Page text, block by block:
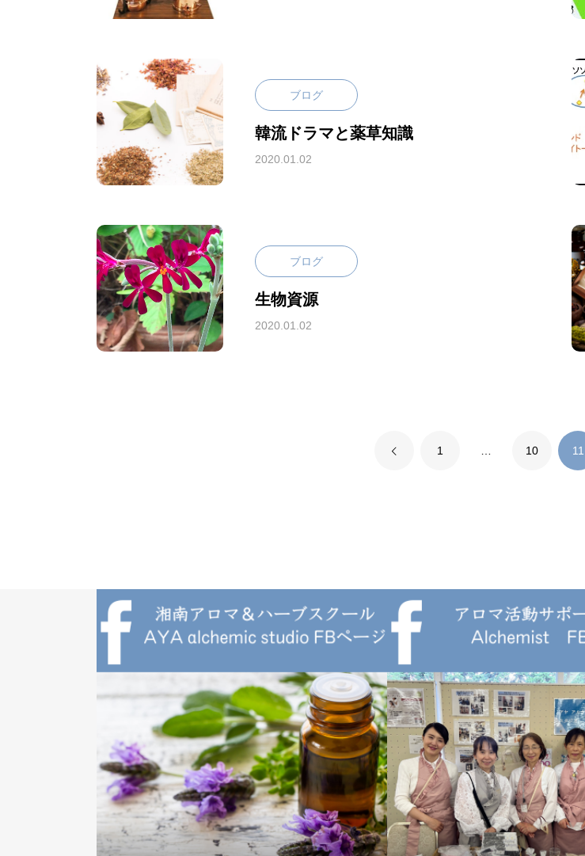
ブログ
韓流ドラマと薬草知識
2020.01.02
ブログ
生物資源
2020.01.02
1 10 11